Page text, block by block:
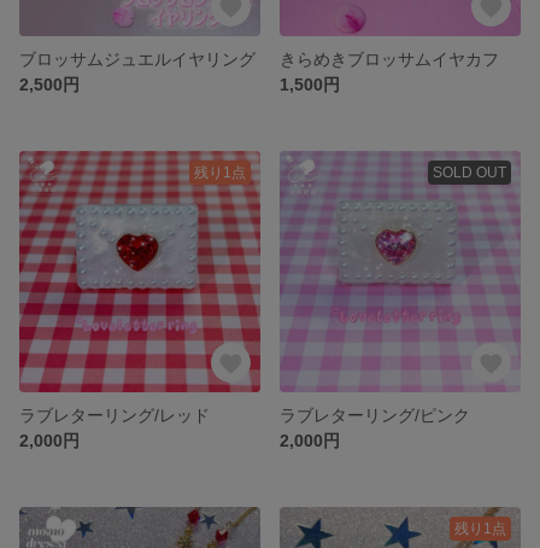
ブロッサムジュエルイヤリング
2,500円
きらめきブロッサムイヤカフ
1,500円
残り1点
ラブレターリング/レッド
2,000円
SOLD OUT
ラブレターリング/ピンク
2,000円
残り1点